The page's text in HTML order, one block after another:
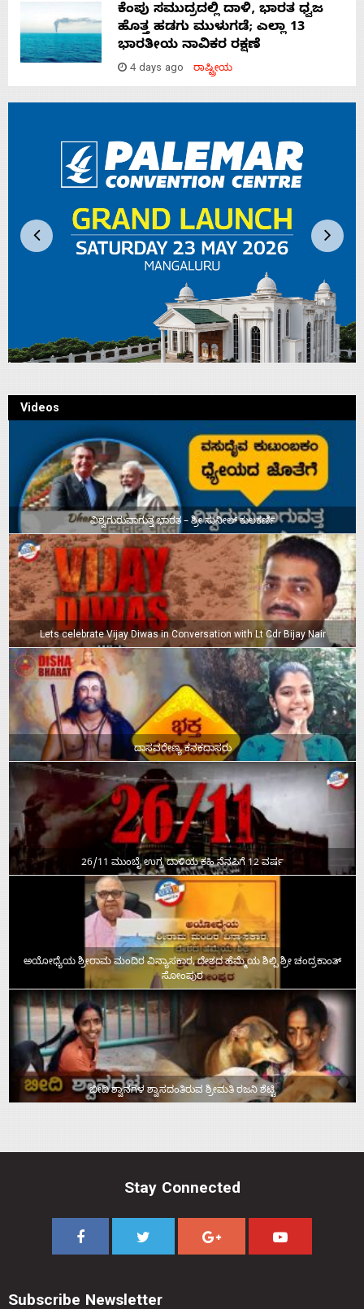
ಕೆಂಪು ಸಮುದ್ರದಲ್ಲಿ ದಾಳಿ, ಭಾರತ ಧ್ವಜ
ಹೊತ್ತ ಹಡಗು ಮುಳುಗಡೆ; ಎಲ್ಲಾ 13
ಭಾರತೀಯ ನಾವಿಕರ ರಕ್ಷಣೆ
4 days ago ರಾಷ್ಟ್ರೀಯ
Videos
ವಿಶ್ವಗುರುವಾಗುತ್ತ ಭಾರತ – ಶ್ರೀ ಸುನೀಲ್‌ ಕುಲಕರ್ಣಿ
Lets celebrate Vijay Diwas in Conversation with Lt Cdr Bijay Nair
ದಾಸವರೇಣ್ಯ ಕನಕದಾಸರು
26/11 ಮುಂಬೈ ಉಗ್ರ ದಾಳಿಯ ಕಹಿ ನೆನಪಿಗೆ 12 ವರ್ಷ
ಅಯೋಧ್ಯೆಯ ಶ್ರೀರಾಮ ಮಂದಿರ ವಿನ್ಯಾಸಕಾರ, ದೇಶದ ಹೆಮ್ಮೆಯ ಶಿಲ್ಪಿ ಶ್ರೀ ಚಂದ್ರಕಾಂತ್‌
ಸೋಂಪುರ
ಬೀದಿ ಶ್ವಾನಗಳ ಶ್ವಾಸದಂತಿರುವ ಶ್ರೀಮತಿ ರಜನಿ ಶೆಟ್ಟಿ
Stay Connected
Subscribe Newsletter